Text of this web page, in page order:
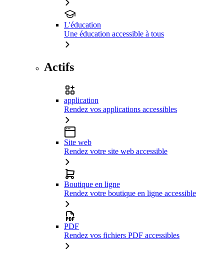
L'éducation
Une éducation accessible à tous
Actifs
application
Rendez vos applications accessibles
Site web
Rendez votre site web accessible
Boutique en ligne
Rendez votre boutique en ligne accessible
PDF
Rendez vos fichiers PDF accessibles